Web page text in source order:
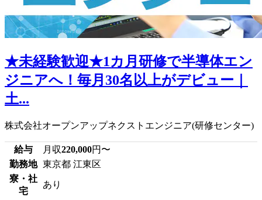
★未経験歓迎★1カ月研修で半導体エン
ジニアへ！毎月30名以上がデビュー｜
土...
株式会社オープンアップネクストエンジニア(研修センター)
給与 月収220,000円〜
勤務地 東京都 江東区
寮・社
宅
あり